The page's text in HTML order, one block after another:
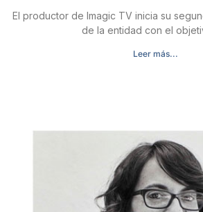
El productor de Imagic TV inicia su
de la entidad con el
Leer más...